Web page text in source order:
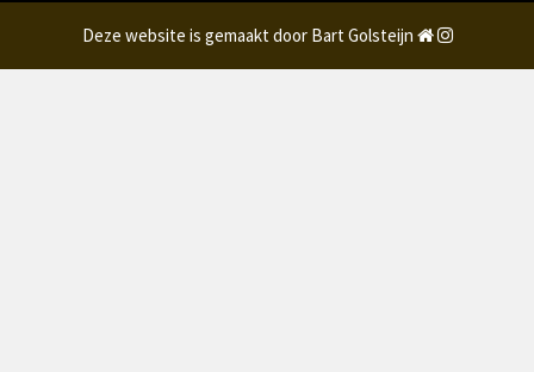
Deze website is gemaakt door Bart Golsteijn